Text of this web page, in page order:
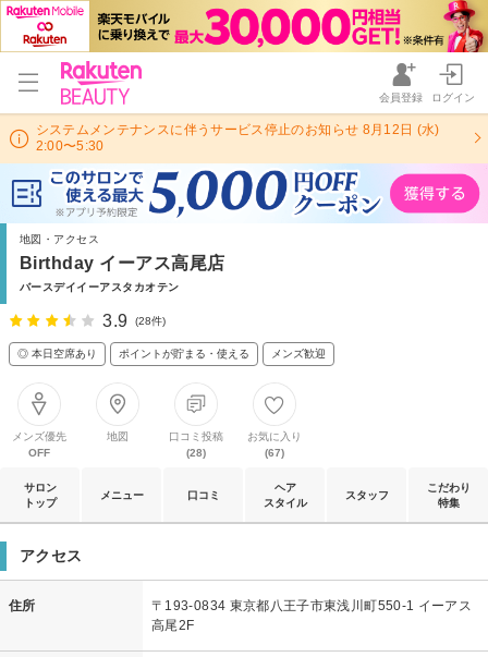
会員登録 ログイン
システムメンテナンスに伴うサービス停止のお知らせ 8月12日 (水)
2:00〜5:30
地図・アクセス
Birthday イーアス高尾店
バースデイイーアスタカオテン
3.9 (28件)
◎ 本日空席あり ポイントが貯まる・使える メンズ歓迎
メンズ優先
OFF
地図
口コミ投稿
(28)
お気に入り
(67)
サロン
トップ
メニュー 口コミ
ヘア
スタイル
スタッフ
こだわり
特集
アクセス
住所
〒193-0834 東京都八王子市東浅川町550-1 イーアス
高尾2F